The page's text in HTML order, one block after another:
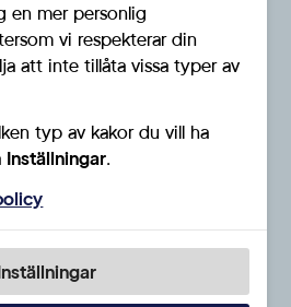
i strid med folkviljan.
konsekvent motsatt sig
det tydliga utfallet i
respekteras.
nej till utökad trängselskatt. Vår
göteborgare inte ska
i projekt som beslutats
det rödgröna styret.
Sverigedemokraterna
en mer personlig
vi respekterar din
att inte tillåta vissa typer av
typ av kakor du vill ha
Inställningar.